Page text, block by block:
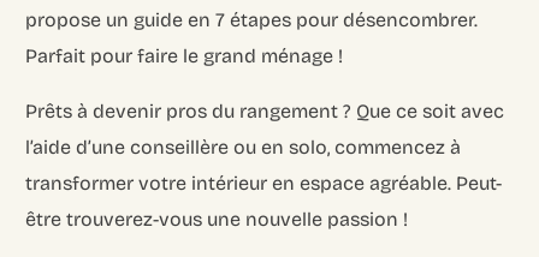
propose un guide en 7 étapes pour désencombrer.
Parfait pour faire le grand ménage !
Prêts à devenir pros du rangement ? Que ce soit avec
l’aide d’une conseillère ou en solo, commencez à
transformer votre intérieur en espace agréable. Peut-
être trouverez-vous une nouvelle passion !